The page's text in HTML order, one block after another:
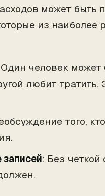
может быть
из наиболее
Один человек может
любит
того,
: Без четкой